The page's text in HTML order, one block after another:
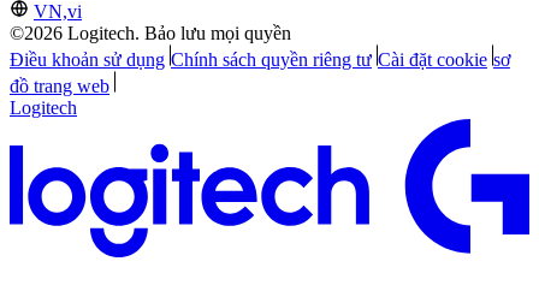
VN,vi
©2026 Logitech. Bảo lưu mọi quyền
Điều khoản sử dụng Chính sách quyền riêng tư Cài đặt cookie sơ
đồ trang web
Logitech